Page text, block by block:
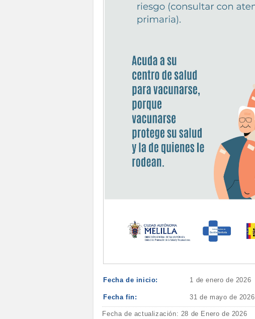
Fecha de inicio: 1 de enero de 2026
Fecha fin: 31 de mayo de 2026
Fecha de actualización: 28 de Enero de 2026